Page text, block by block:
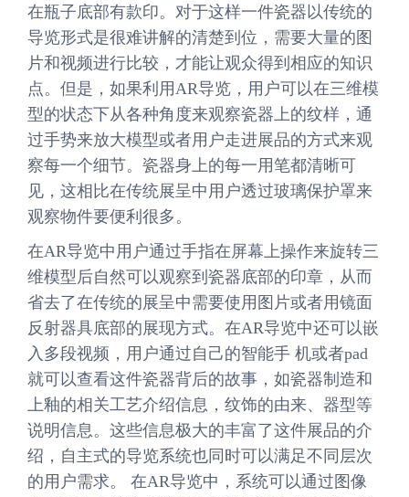
在瓶子底部有款印。对于这样一件瓷器以传统的
导览形式是很难讲解的清楚到位，需要大量的图
片和视频进行比较，才能让观众得到相应的知识
点。但是，如果利用AR导览，用户可以在三维模
型的状态下从各种角度来观察瓷器上的纹样，通
过手势来放大模型或者用户走进展品的方式来观
察每一个细节。瓷器身上的每一用笔都清晰可
见，这相比在传统展呈中用户透过玻璃保护罩来
观察物件要便利很多。
在AR导览中用户通过手指在屏幕上操作来旋转三
维模型后自然可以观察到瓷器底部的印章，从而
省去了在传统的展呈中需要使用图片或者用镜面
反射器具底部的展现方式。在AR导览中还可以嵌
入多段视频，用户通过自己的智能手 机或者pad
就可以查看这件瓷器背后的故事，如瓷器制造和
上釉的相关工艺介绍信息，纹饰的由来、器型等
说明信息。这些信息极大的丰富了这件展品的介
绍，自主式的导览系统也同时可以满足不同层次
的用户需求。 在AR导览中，系统可以通过图像